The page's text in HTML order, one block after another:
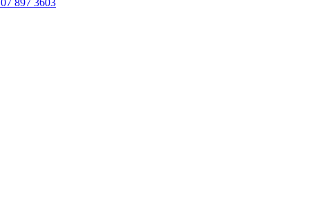
897 3603